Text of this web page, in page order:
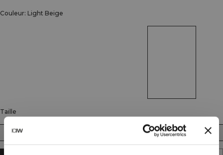
Couleur: Light Beige
Taille
XS XL XXL